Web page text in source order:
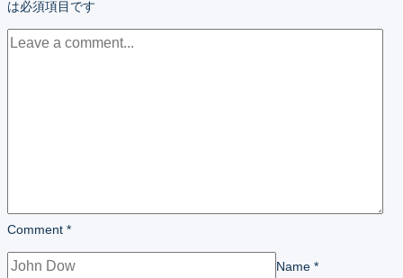
は必須項目です
Comment *
Name *